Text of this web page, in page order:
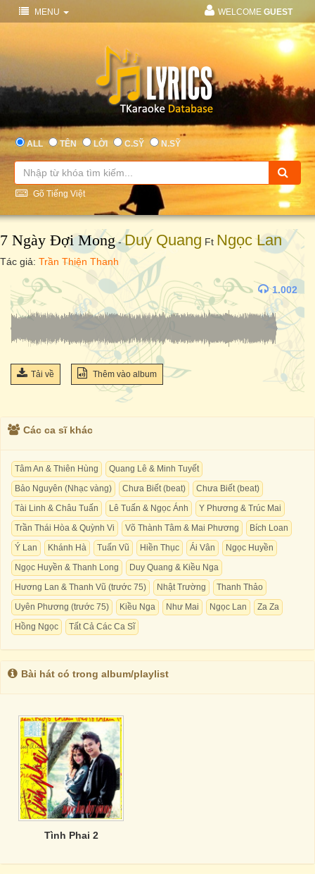
MENU WELCOME GUEST
ALL TÊN LỜI C.SỸ N.SỸ
Gõ Tiếng Việt
7 Ngày Đợi Mong-Duy Quang Ft Ngọc Lan
Tác giả: Trần Thiện Thanh
1.002
Tải về Thêm vào album
Các ca sĩ khác
Tâm An & Thiên Hùng
Quang Lê & Minh Tuyết
Bảo Nguyên (Nhạc vàng)
Chưa Biết (beat)
Chưa Biết (beat)
Tài Linh & Châu Tuấn
Lê Tuấn & Ngọc Ánh
Y Phương & Trúc Mai
Trần Thái Hòa & Quỳnh Vi
Võ Thành Tâm & Mai Phương
Bích Loan
Ý Lan
Khánh Hà Tuấn Vũ Hiền Thục Ái Vân
Ngọc Huyền
Ngọc Huyền & Thanh Long
Duy Quang & Kiều Nga
Hương Lan & Thanh Vũ (trước 75)
Nhật Trường
Thanh Thảo
Uyên Phương (trước 75)
Kiều Nga Như Mai Ngọc Lan
Za Za
Hồng Ngọc
Tất Cả Các Ca Sĩ
Bài hát có trong album/playlist
Tình Phai 2